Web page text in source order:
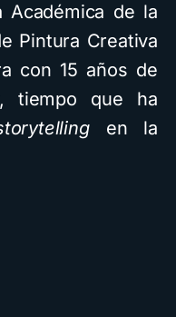
Académica de la
Pintura Creativa
con 15 años de
tiempo que ha
en la